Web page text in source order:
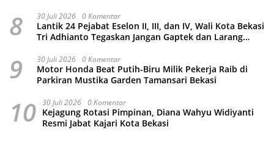
8 30 Juli 2026 0 Komentar
Lantik 24 Pejabat Eselon II, III, dan IV, Wali Kota Bekasi
Tri Adhianto Tegaskan Jangan Gaptek dan Larang
9 30 Juli 2026 0 Komentar
Motor Honda Beat Putih-Biru Milik Pekerja Raib di
Parkiran Mustika Garden Tamansari Bekasi
10 30 Juli 2026 0 Komentar
Kejagung Rotasi Pimpinan, Diana Wahyu Widiyanti
Resmi Jabat Kajari Kota Bekasi